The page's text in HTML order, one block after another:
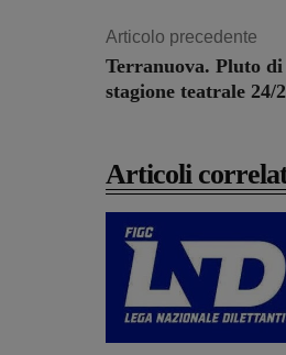
Articolo precedente
Terranuova. Pluto
stagione teatrale 24/
Articoli